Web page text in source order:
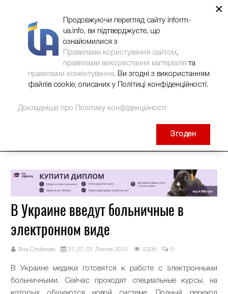
В Украине введут больничные в
электронном виде
Яна Стойкова 21:27, 01 Липня 2021 2206 0
В Украине медики готовятся к работе с электронными
больничными. Сейчас проходят специальные курсы, на
×
Продовжуючи перегляд сайту inform-
ua.info, ви підтверджуєте, що
ознайомилися з
Правилами користування сайтом,
правилами використання матеріалів та
правилами коментування. Ви згодні з використанням
файлів cookie, описаних у Політиці конфіденційності.
Докладніше про Політику конфіденційності
Згоден